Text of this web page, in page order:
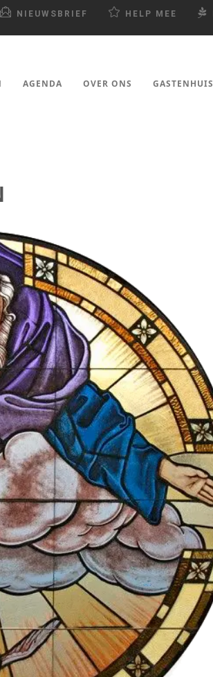
NIEUWSBRIEF HELP MEE
AGENDA OVER ONS GASTENHUIS